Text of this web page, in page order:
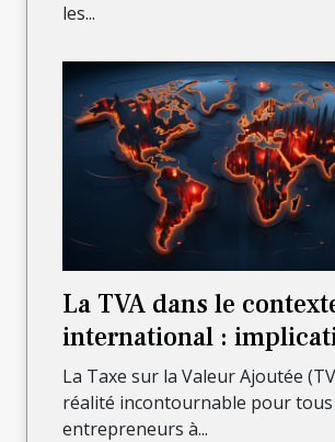
les...
La TVA dans le
international :
pour les auto-
La Taxe sur la Valeur Ajoutée
réalité incontournable pour tous
entrepreneurs à...